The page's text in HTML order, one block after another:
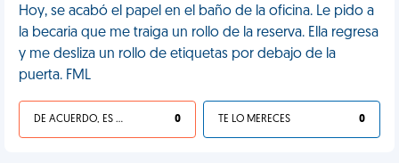
Hoy, se acabó el papel en el baño de la oficina. Le pido a
la becaria que me traiga un rollo de la reserva. Ella regresa
y me desliza un rollo de etiquetas por debajo de la
puerta. FML
DE ACUERDO, ES UNA VIDA HP 0 TE LO MERECES 0